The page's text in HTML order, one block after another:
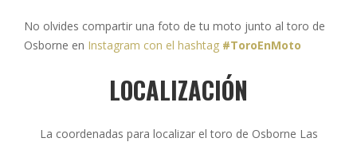
No olvides compartir una foto de tu moto junto al toro de
Osborne en Instagram con el hashtag #ToroEnMoto
LOCALIZACIÓN
La coordenadas para localizar el toro de Osborne Las